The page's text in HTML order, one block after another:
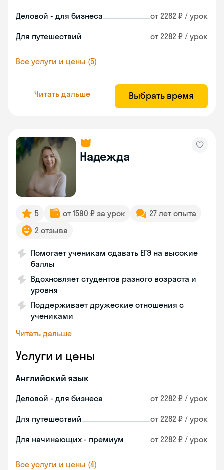
Деловой - для бизнеса от 2282 ₽ / урок
Для путешествий от 2282 ₽ / урок
Все услуги и цены (5)
Читать дальше Выбрать время
Надежда
5 от 1590 ₽ за урок
27 лет опыта
2 отзыва
Помогает ученикам сдавать ЕГЭ на высокие
баллы
Вдохновляет студентов разного возраста и
уровня
Поддерживает дружеские отношения с
учениками
Читать дальше
Услуги и цены
Английский язык
Деловой - для бизнеса от 2282 ₽ / урок
Для путешествий от 2282 ₽ / урок
Для начинающих - премиум от 2282 ₽ / урок
Все услуги и цены (4)